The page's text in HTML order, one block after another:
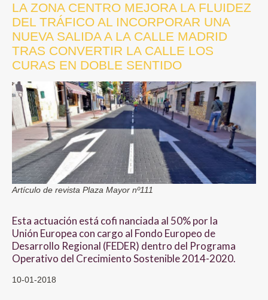
LA ZONA CENTRO MEJORA LA FLUIDEZ
DEL TRÁFICO AL INCORPORAR UNA
NUEVA SALIDA A LA CALLE MADRID
TRAS CONVERTIR LA CALLE LOS
CURAS EN DOBLE SENTIDO
Artículo de revista Plaza Mayor nº111
Esta actuación está cofi nanciada al 50% por la
Unión Europea con cargo al Fondo Europeo de
Desarrollo Regional (FEDER) dentro del Programa
Operativo del Crecimiento Sostenible 2014-2020.
10-01-2018